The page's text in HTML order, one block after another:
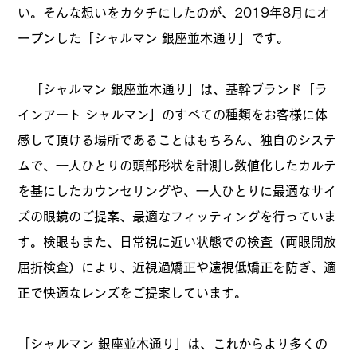
い。そんな想いをカタチにしたのが、2019年8月にオ
ープンした「シャルマン 銀座並木通り」です。
「シャルマン 銀座並木通り」は、基幹ブランド「ラ
インアート シャルマン」のすべての種類をお客様に体
感して頂ける場所であることはもちろん、独自のシステ
ムで、一人ひとりの頭部形状を計測し数値化したカルテ
を基にしたカウンセリングや、一人ひとりに最適なサイ
ズの眼鏡のご提案、最適なフィッティングを行っていま
す。検眼もまた、日常視に近い状態での検査（両眼開放
屈折検査）により、近視過矯正や遠視低矯正を防ぎ、適
正で快適なレンズをご提案しています。
「シャルマン 銀座並木通り」は、これからより多くの